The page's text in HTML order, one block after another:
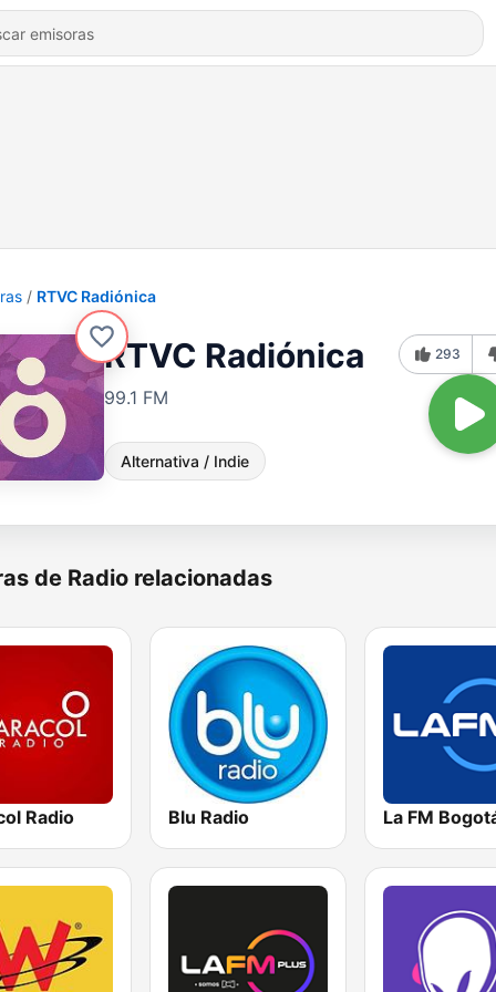
RTVC Radiónica
RTVC Radiónica
99.1 FM
Alternativa / Indie
293
de Radio relacionadas
Radio Blu Radio La FM